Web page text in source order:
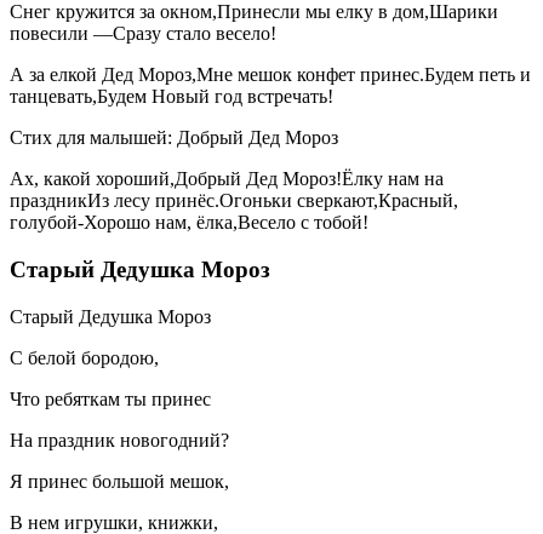
Снег кружится за окном,Принесли мы елку в дом,Шарики
повесили —Сразу стало весело!
А за елкой Дед Мороз,Мне мешок конфет принес.Будем петь и
танцевать,Будем Новый год встречать!
Стих для малышей: Добрый Дед Мороз
Ах, какой хороший,Добрый Дед Мороз!Ёлку нам на
праздникИз лесу принёс.Огоньки сверкают,Красный,
голубой-Хорошо нам, ёлка,Весело с тобой!
Старый Дедушка Мороз
Старый Дедушка Мороз
С белой бородою,
Что ребяткам ты принес
На праздник новогодний?
Я принес большой мешок,
В нем игрушки, книжки,